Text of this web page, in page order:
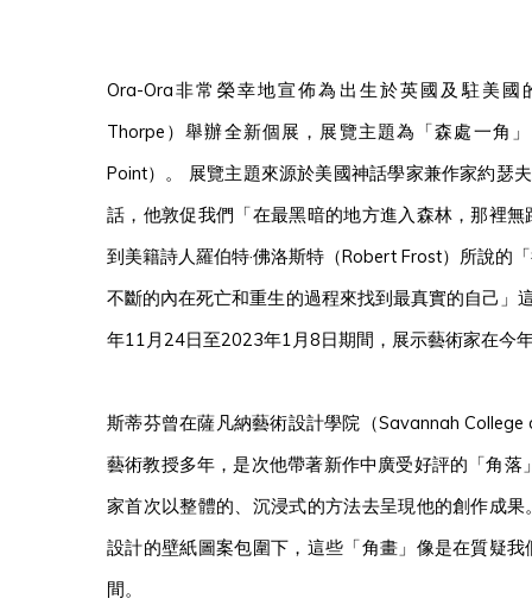
Ora-Ora非常榮幸地宣佈為出生於英國及駐美國
Thorpe）舉辦全新個展，展覽主題為「森處一角
Point）。 展覽主題來源於美國神話學家兼作家約瑟
話，他敦促我們「在最黑暗的地方進入森林，那裡
到美籍詩人羅伯特·佛洛斯特（Robert Frost）所說的
不斷的內在死亡和重生的過程來找到最真實的自己」
年11月24日至2023年1月8日期間，展示藝術家在今
斯蒂芬曾在薩凡納藝術設計學院（Savannah
藝術教授多年，是次他帶著新作中廣受好評的「角
家首次以整體的、沉浸式的方法去呈現他的創作成
設計的壁紙圖案包圍下，這些「角畫」像是在質疑
間。